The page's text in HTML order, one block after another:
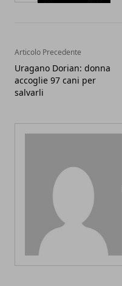
Articolo Precedente
Uragano Dorian: donna
accoglie 97 cani per
salvarli